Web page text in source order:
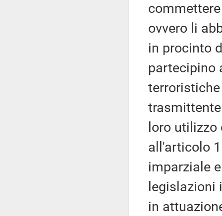
ovvero li
in procinto
partecipino
loro
all'articolo
imparziale
in